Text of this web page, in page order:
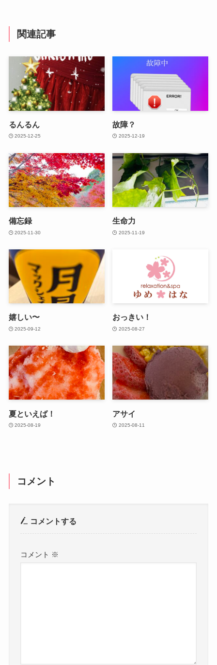
関連記事
るんるん
2025-12-25
故障？
2025-12-19
備忘録
2025-11-30
生命力
2025-11-19
嬉しい〜
2025-09-12
おっきい！
2025-08-27
夏といえば！
2025-08-19
アサイ
2025-08-11
コメント
コメントする
コメント ※